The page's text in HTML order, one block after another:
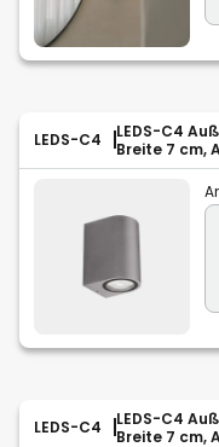
LEDS-C4
LEDS-C4
Breite 7 cm,
LEDS-C4
LEDS-C4
Breite 7 cm,